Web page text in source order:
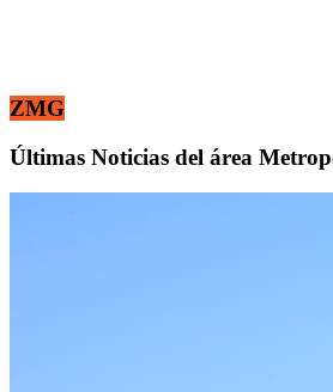
ZMG
Últimas Noticias del área